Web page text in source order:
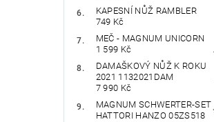
KAPESNÍ NŮŽ RAMBLER
749 Kč
MEČ - MAGNUM UNICORN
1 599 Kč
DAMAŠKOVÝ NŮŽ K ROKU
2021 1132021DAM
7 990 Kč
MAGNUM SCHWERTER-SET
HATTORI HANZO 05ZS518